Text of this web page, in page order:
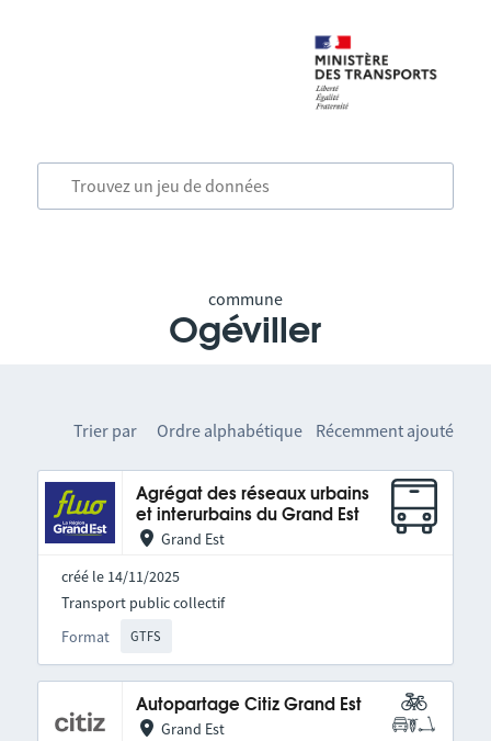
commune
Ogéviller
Trier par Ordre alphabétique Récemment ajouté
Agrégat des réseaux urbains
et interurbains du Grand Est
Grand Est
créé le 14/11/2025
Format GTFS
Transport public collectif
Autopartage Citiz Grand Est
Grand Est